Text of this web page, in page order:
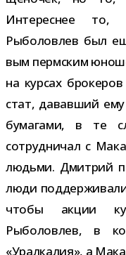
Интереснее
Рыболовлев был
вым перм­ским
на кур­сах
стат, давав­ший
бума­гами, в те
сотруд­ни­чал с
людьми. Дмитрий
люди
чтобы акции
Рыболовлев, в
«Уралкалия», а